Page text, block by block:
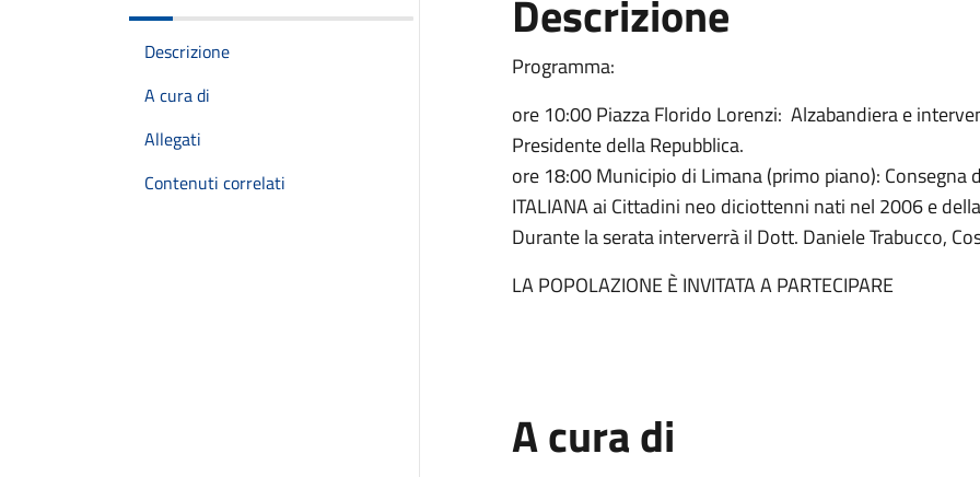
Descrizione
A cura di
Allegati
Contenuti correlati
Descrizione
Programma:
ore 10:00 Piazza Florido Lorenzi: Alzabandiera e
Presidente della Repubblica.
ore 18:00 Municipio di Limana (primo piano): Consegna
ITALIANA ai Cittadini neo diciottenni nati nel 2006 e
Durante la serata interverrà il Dott. Daniele Trabucco,
LA POPOLAZIONE È INVITATA A PARTECIPARE
A cura di